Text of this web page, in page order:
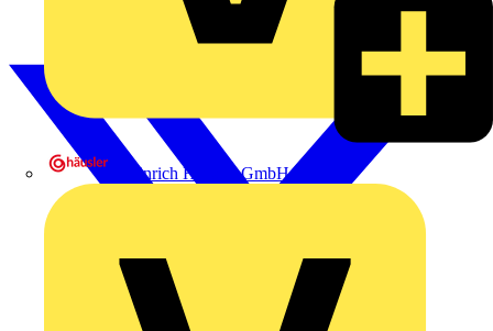
Heinrich Häusler GmbH